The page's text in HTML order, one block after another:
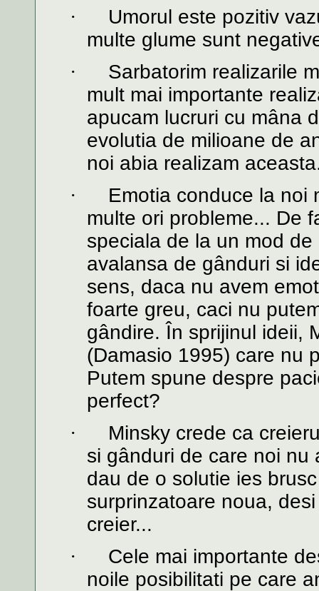
·
Umorul este pozitiv
multe glume sunt
·
Sarbatorim realizarile
mult mai importante
apucam lucruri cu mâna
evolutia de milioane de
noi abia realizam
·
Emotia conduce la noi
multe ori probleme... De
speciala de la un mod
avalansa de gânduri si
sens, daca nu avem
foarte greu, caci nu
gândire. În sprijinul ideii,
(Damasio 1995) care nu
Putem spune despre
perfect?
·
Minsky crede ca
si gânduri de care noi nu
dau de o solutie ies
surprinzatoare noua,
creier...
·
Cele mai importante
noile posibilitati pe care